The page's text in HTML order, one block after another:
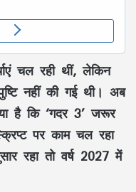
चल रही थीं, लेकिन
नहीं की गई थी। अब
है कि ‘गदर 3’ जरूर
पर काम चल रहा
रहा तो वर्ष 2027 में